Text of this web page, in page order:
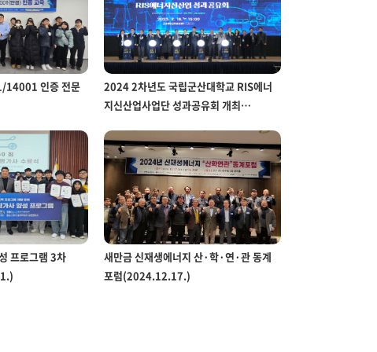
14001 인증 전문
2024 2차년도 국립군산대학교 RIS에너
지신산업사업단 성과공유회 개최
프로그램 3차
새만금 신재생에너지 산·학·연·관 동계
포럼(2024.12.17.)